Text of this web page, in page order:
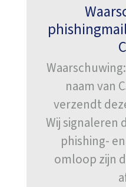
naam van
verzendt
Wij signaleren
phishing-
omloop zijn